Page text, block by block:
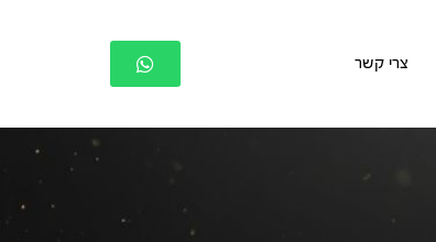
צרי קשר